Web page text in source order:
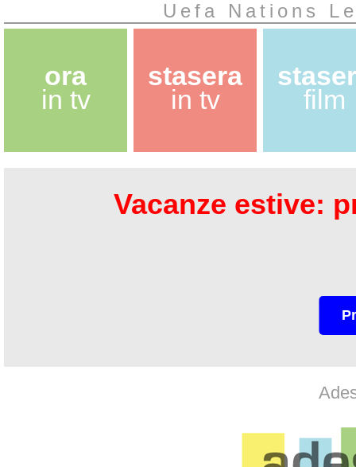
Uefa Nations
ora
in tv
stasera
in tv
film
Vacanze estive: